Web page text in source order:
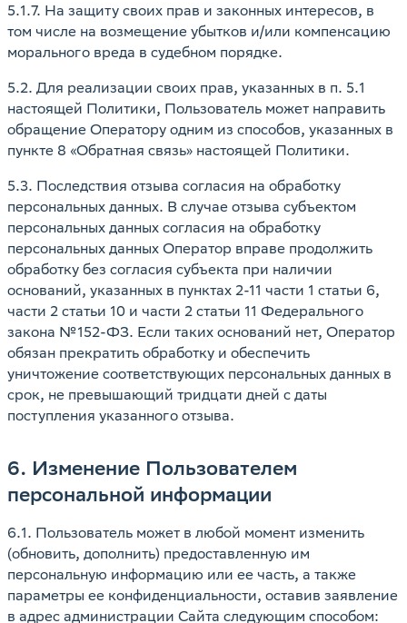
5.1.7. На защиту своих прав и законных интересов, в
том числе на возмещение убытков и/или компенсацию
морального вреда в судебном порядке.
5.2. Для реализации своих прав, указанных в п. 5.1
настоящей Политики, Пользователь может направить
обращение Оператору одним из способов, указанных в
пункте 8 «Обратная связь» настоящей Политики.
5.3. Последствия отзыва согласия на обработку
персональных данных. В случае отзыва субъектом
персональных данных согласия на обработку
персональных данных Оператор вправе продолжить
обработку без согласия субъекта при наличии
оснований, указанных в пунктах 2-11 части 1 статьи 6,
части 2 статьи 10 и части 2 статьи 11 Федерального
закона №152-ФЗ. Если таких оснований нет, Оператор
обязан прекратить обработку и обеспечить
уничтожение соответствующих персональных данных в
срок, не превышающий тридцати дней с даты
поступления указанного отзыва.
6. Изменение Пользователем
персональной информации
6.1. Пользователь может в любой момент изменить
(обновить, дополнить) предоставленную им
персональную информацию или ее часть, а также
параметры ее конфиденциальности, оставив заявление
в адрес администрации Cайта следующим способом: